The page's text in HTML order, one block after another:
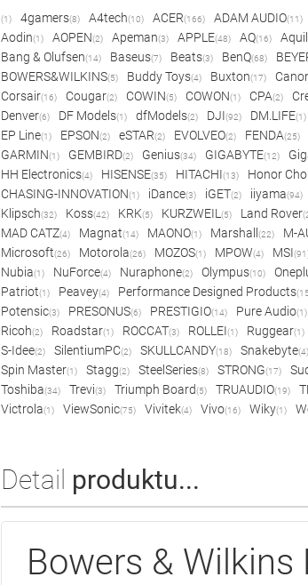
(1) 4gamers(8) A4tech(10) ACER(166) ADAM AUDIO(11)
Aodin(1) AOPEN(2) Apeman(3) APPLE(48) AQ(16)
Bang & Olufsen(14) Baseus(7) Beats(3) BenQ(68)
BOWERS&WILKINS(5) Buddy Toys(4) Buxton(17)
Corsair(16) Cougar(2) COWIN(5) COWON(1) CPA(2)
Denver(6) DF Models(1) dfModels(2) DJI(92) DM.LIFE(1)
EP Line(1) EPSON(2) eSTAR(2) EVOLVEO(2) FENDA(25)
GARMIN(1) GEMBIRD(2) Genius(34) GIGABYTE(12)
HH Electronics(4) HISENSE(35) HITACHI(13) Honor
CHASING-INNOVATION(1) iDance(3) iGET(2) iiyama(94)
Klipsch(32) Koss(42) KRK(5) KURZWEIL(5) Land Rover
MAD CATZ(4) Magnat(14) MAONO(1) Marshall (22) M-
Microsoft(26) Motorola(26) MOZOS(1) MPOW(4) MSI
Nubia(1) NuForce(4) Nuraphone(2) Olympus(10)
Patriot(1) Peavey(4) Performance Designed Products
Potensic(3) PRESONUS(6) PRESTIGIO(14) Pure Audio(1)
Ricoh(2) Roadstar(1) ROCCAT(3) ROLLEI(1) Ruggear(1)
S-Idee(2) SilentiumPC(2) SKULLCANDY(18) Snakebyte(4)
Spin Master(1) Stagg(2) SteelSeries(8) STRONG(17)
Toshiba(34) Trevi(3) Triumph Board(5) TRUAUDIO(19)
Victrola(1) ViewSonic(75) Vivitek(4) Vivo(16) Wiky(1)
Detail produktu...
Bowers & Wilkins